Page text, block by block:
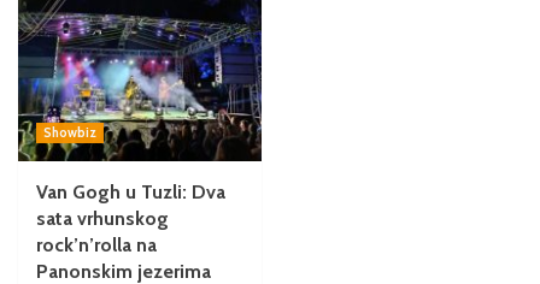
Showbiz
Van Gogh u Tuzli: Dva
sata vrhunskog
rock’n’rolla na
Panonskim jezerima